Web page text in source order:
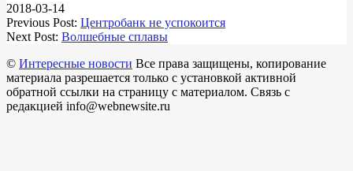
2018-03-14
Previous Post: Центробанк не успокоится
Next Post: Волшебные сплавы
© Интересные новости Все права защищены, копирование
материала разрешается только с установкой активной
обратной ссылки на страницу с материалом. Связь с
редакцией info@webnewsite.ru